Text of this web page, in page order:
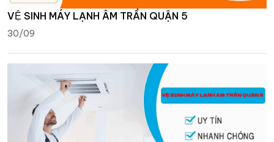
VỆ SINH MÁY LẠNH ÂM TRẦN QUẬN 5
30/09